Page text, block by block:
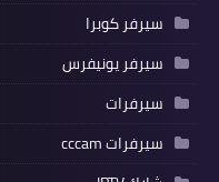
سيرفر كوبرا
سيرفر يونيفرس
سيرفرات
سيرفرات cccam